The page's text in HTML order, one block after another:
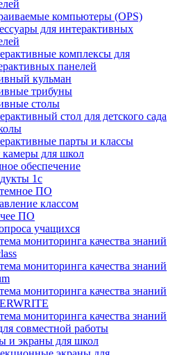
компьютеры (OPS)
для интерактивных
комплексы для
панелей
кульман
трибуны
столы
стол для детского сада
парты и классы
для школ
обеспечение
1с
ПО
классом
ПО
учащихся
мониторинга качества знаний
мониторинга качества знаний
мониторинга качества знаний
мониторинга качества знаний
совместной работы
и экраны для школ